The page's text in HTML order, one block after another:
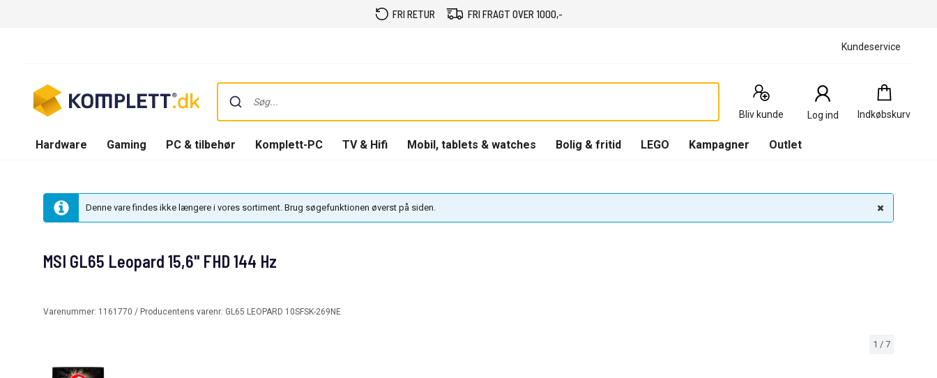
FRI RETUR FRI FRAGT OVER 1000,-
Kundeservice
Bliv kunde Log ind Indkøbskurv
Indkøbskurv
0
Produkter
Hardware Gaming PC & tilbehør Komplett-PC TV & Hifi Mobil, tablets & watches Bolig & fritid LEGO Kampagner Outlet
Denne vare findes ikke længere i vores sortiment. Brug søgefunktionen øverst på siden.
1 / 7
MSI GL65 Leopard 15,6" FHD 144 Hz
Varenummer: 1161770 / Producentens varenr: GL65 LEOPARD 10SFSK-269NE